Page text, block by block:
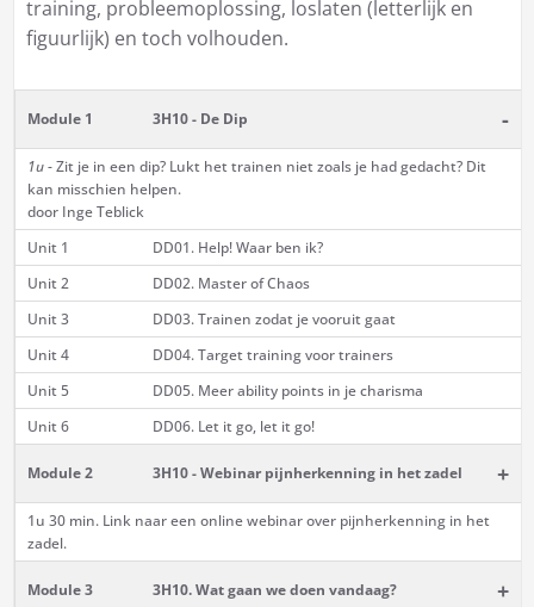
training, probleemoplossing, loslaten (letterlijk en
figuurlijk) en toch volhouden.
Module 1 3H10 - De Dip -
1u- Zit je in een dip? Lukt het trainen niet zoals je had gedacht? Dit
kan misschien helpen.
door Inge Teblick
Unit 1
DD01. Help! Waar ben ik?
Unit 2
DD02. Master of Chaos
Unit 3
DD03. Trainen zodat je vooruit gaat
Unit 4
DD04. Target training voor trainers
Unit 5
DD05. Meer ability points in je charisma
Unit 6
DD06. Let it go, let it go!
Module 2 3H10 - Webinar pijnherkenning in het zadel +
1u 30 min. Link naar een online webinar over pijnherkenning in het
zadel.
Module 3 3H10. Wat gaan we doen vandaag? +